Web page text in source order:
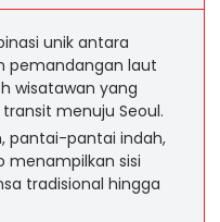
unik antara
pemandangan laut
wisatawan yang
menuju Seoul.
pantai-pantai indah,
menampilkan sisi
tradisional hingga